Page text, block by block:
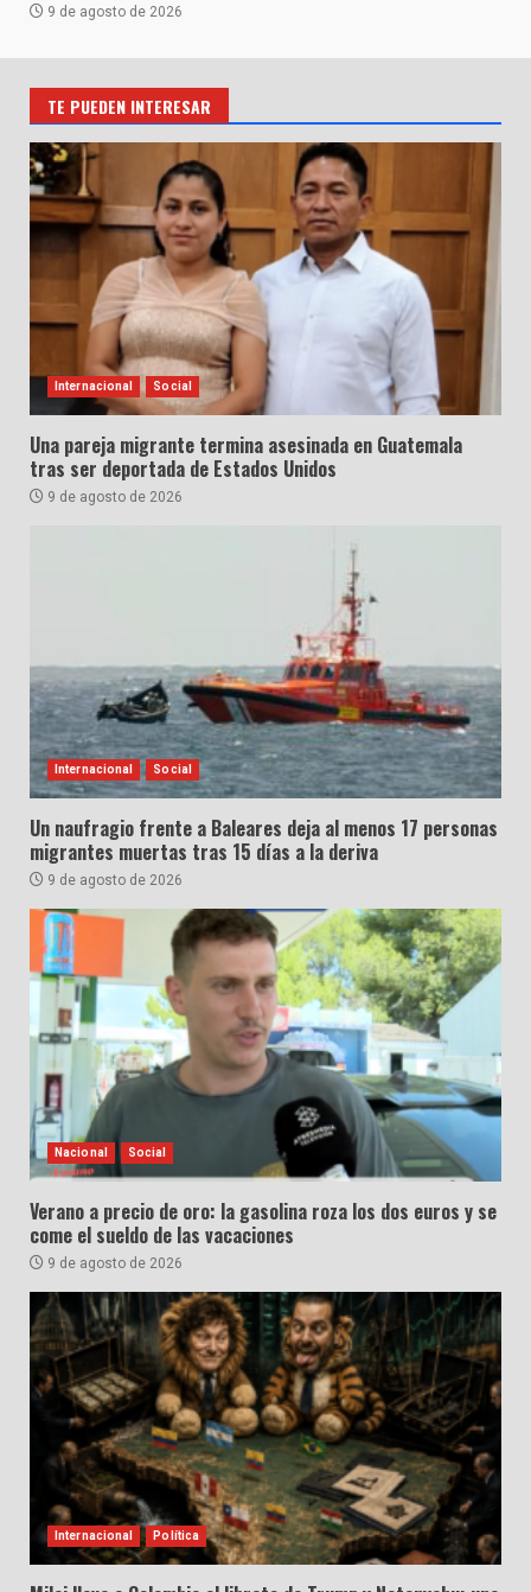
9 de agosto de 2026
TE PUEDEN INTERESAR
Internacional Social
Una pareja migrante termina asesinada en Guatemala
tras ser deportada de Estados Unidos
9 de agosto de 2026
Internacional Social
Un naufragio frente a Baleares deja al menos 17 personas
migrantes muertas tras 15 días a la deriva
9 de agosto de 2026
Nacional Social
Verano a precio de oro: la gasolina roza los dos euros y se
come el sueldo de las vacaciones
9 de agosto de 2026
Internacional Política